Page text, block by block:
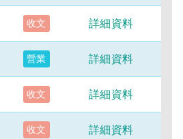
收文 詳細資料
營業 詳細資料
收文 詳細資料
收文 詳細資料